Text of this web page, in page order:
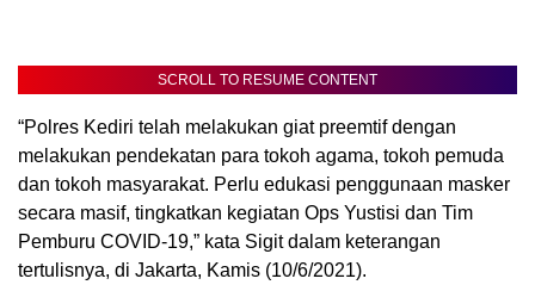
SCROLL TO RESUME CONTENT
“Polres Kediri telah melakukan giat preemtif dengan
melakukan pendekatan para tokoh agama, tokoh pemuda
dan tokoh masyarakat. Perlu edukasi penggunaan masker
secara masif, tingkatkan kegiatan Ops Yustisi dan Tim
Pemburu COVID-19,” kata Sigit dalam keterangan
tertulisnya, di Jakarta, Kamis (10/6/2021).